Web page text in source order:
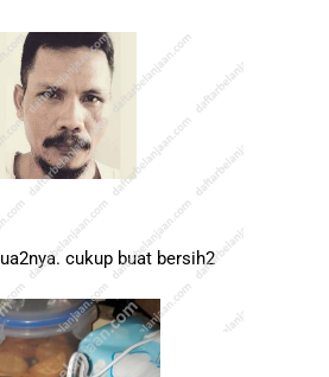
cukup buat bersih2